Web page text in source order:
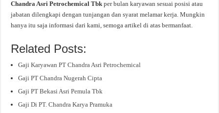
Chandra Asri Petrochemical Tbkper bulan karyawan sesuai posisi atau
jabatan dilengkapi dengan tunjangan dan syarat melamar kerja. Mungkin
hanya itu saja informasi dari kami, semoga artikel di atas bermanfaat.
Related Posts:
Gaji Karyawan PT Chandra Asri Petrochemical
Gaji PT Chandra Nugerah Cipta
Gaji PT Bekasi Asri Pemula Tbk
Gaji Di PT. Chandra Karya Pramuka